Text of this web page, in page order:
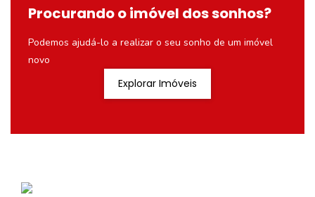
Procurando o imóvel dos sonhos?
Podemos ajudá-lo a realizar o seu sonho de um imóvel
novo
Explorar Imóveis